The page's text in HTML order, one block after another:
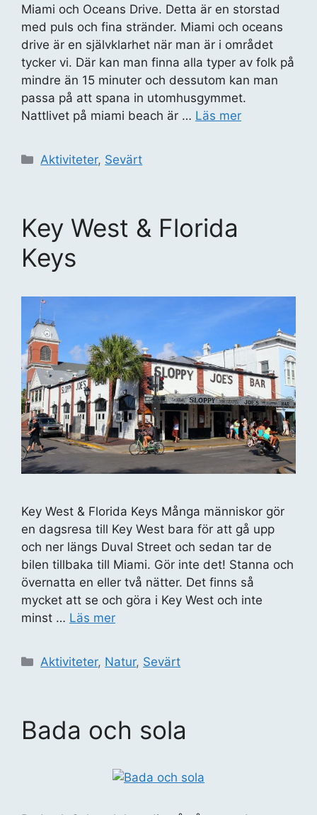
Miami och Oceans Drive. Detta är en storstad
med puls och fina stränder. Miami och oceans
drive är en självklarhet när man är i området
tycker vi. Där kan man finna alla typer av folk på
mindre än 15 minuter och dessutom kan man
passa på att spana in utomhusgymmet.
Nattlivet på miami beach är … Läs mer
Kategorier
Aktiviteter, Sevärt
Key West & Florida
Keys
Key West & Florida Keys Många människor gör
en dagsresa till Key West bara för att gå upp
och ner längs Duval Street och sedan tar de
bilen tillbaka till Miami. Gör inte det! Stanna och
övernatta en eller två nätter. Det finns så
mycket att se och göra i Key West och inte
minst … Läs mer
Kategorier
Aktiviteter, Natur, Sevärt
Bada och sola